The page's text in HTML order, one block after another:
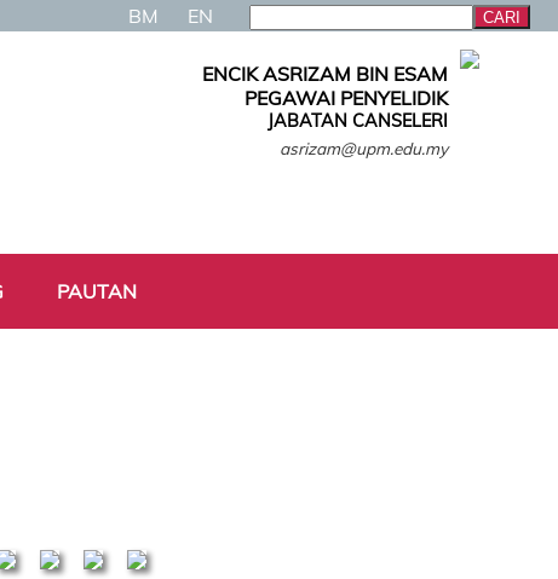
BM EN
ENCIK ASRIZAM BIN ESAM
PEGAWAI PENYELIDIK
JABATAN CANSELERI
asrizam@upm.edu.my
PAUTAN